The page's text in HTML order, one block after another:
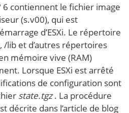
6 contiennent le fichier image
(s.v00), qui est
d’ESXi. Le répertoire
/lib et d’autres répertoires
mémoire vive (RAM)
Lorsque ESXi est arrêté
de configuration sont
state.tgz. La procédure
décrite dans l’article de blog